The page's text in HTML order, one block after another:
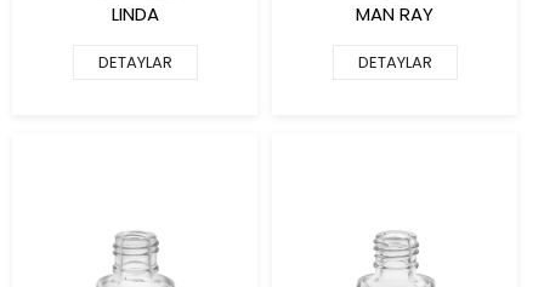
LINDA
DETAYLAR
MAN RAY
DETAYLAR